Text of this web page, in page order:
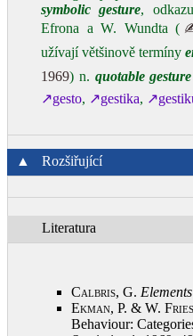
symbolic gesture,
Efrona a W. Wundta (
užívají většinově termíny
1969) n. quotable gesture
↗gesto, ↗gestika,
▲ Rozšiřující
Literatura
Calbris, G.
Ekman, P. & W.
Behaviour: